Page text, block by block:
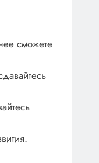
сможете